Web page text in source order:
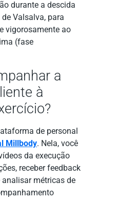
durante a descida
Valsalva, para
vigorosamente ao
(fase
a
à
de personal
Millbody. Nela, você
da execução
receber feedback
métricas de